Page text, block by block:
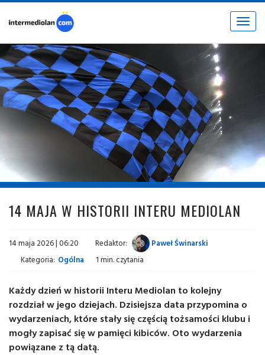
Toggle
fot. © inter.it
14 MAJA W HISTORII INTERU MEDIOLAN
14 maja 2026 | 06:20 Redaktor:
Paweł Świnarski
Kategoria: Ogólna 1 min. czytania
Każdy dzień w historii Interu Mediolan to kolejny
rozdział w jego dziejach. Dzisiejsza data przypomina o
wydarzeniach, które stały się częścią tożsamości klubu i
mogły zapisać się w pamięci kibiców. Oto wydarzenia
powiązane z tą datą.